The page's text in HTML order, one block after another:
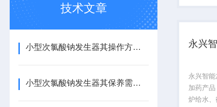
技术文章
小型次氯酸钠发生器其操作方法主要包括以下几个核心阶段
小型次氯酸钠发生器其保养需从以下方面入手
观，化
永兴
永兴智
加药产
炉给水